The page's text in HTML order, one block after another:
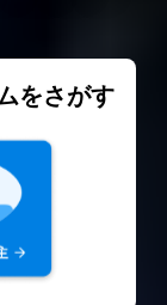
をさがす